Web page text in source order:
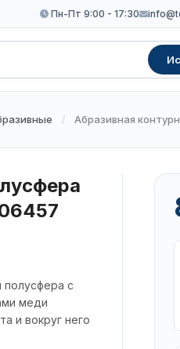
Пн-Пт 9:00 - 17:30
/ Абразивная
полусфера с
меди
и вокруг него